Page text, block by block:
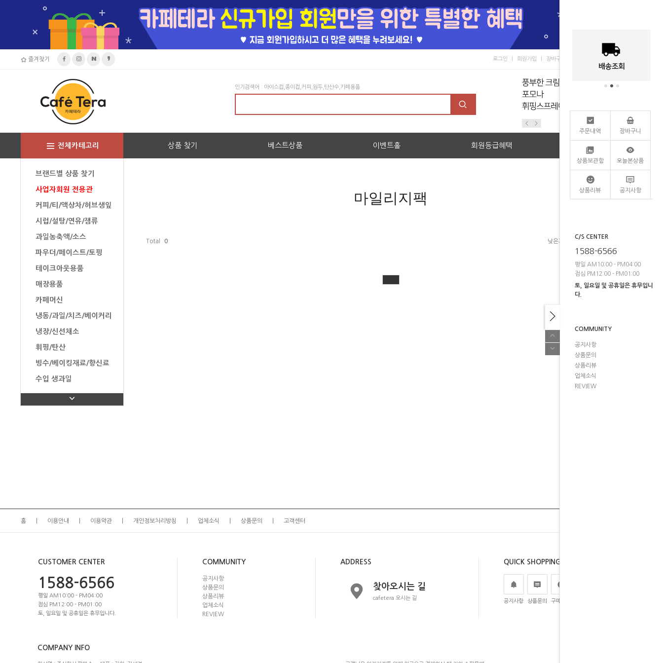
즐겨찾기 로그인 회원가입 장바구니
인기검색어 : 아이스컵,종이컵,커피,원두,탄산수,카페용품
상품 찾기 베스트상품 이벤트홀 회원등급혜택
전체카테고리
브랜드별 상품 찾기
사업자회원 전용관
커피/티/액상차/허브생잎
시럽/설탕/연유/잼류
과일농축액/소스
파우더/페이스트/토핑
테이크아웃용품
매장용품
카페머신
냉동/과일/치즈/베이커리
냉장/신선채소
휘핑/탄산
빙수/베이킹재료/향신료
수입 생과일
탄산수/음료/유제품/과자
마일리지팩
Total 0 낮은가격 높은가격
홈 이용안내 이용약관 개인정보처리방침 업체소식 상품문의 고객센터
CUSTOMER CENTER
1588-6566
평일 AM10:00 - PM04:00
점심 PM12:00 - PM01:00
토, 일요일 및 공휴일은 휴무입니다.
COMMUNITY
공지사항
상품문의
상품리뷰
업체소식
REVIEW
ADDRESS
찾아오시는 길
cafetera 오시는 길
QUICK SHOPPING
공지사항 상품문의 구매후기
COMPANY INFO
주문내역 장바구니
상품보관함 오늘본상품
상품리뷰 공지사항
C/S CENTER
1588-6566
평일 AM10:00 - PM04:00
점심 PM12:00 - PM01:00
토, 일요일 및 공휴일은 휴무입니
다.
COMMUNITY
공지사항
상품문의
상품리뷰
업체소식
REVIEW